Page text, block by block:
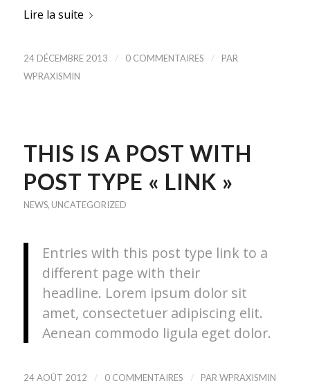
Lire la suite
24 DÉCEMBRE 2013 / 0 COMMENTAIRES /
PAR
WPRAXISMIN
THIS IS A POST WITH
POST TYPE « LINK »
NEWS, UNCATEGORIZED
Entries with this post type link to a
different page with their
headline. Lorem ipsum dolor sit
amet, consectetuer adipiscing elit.
Aenean commodo ligula eget dolor.
24 AOÛT 2012 / 0 COMMENTAIRES / PAR WPRAXISMIN